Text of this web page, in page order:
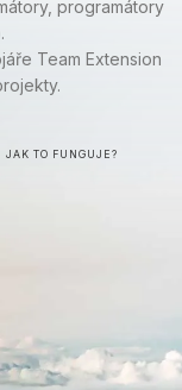
programátory
Team Extension
JAK TO FUNGUJE?